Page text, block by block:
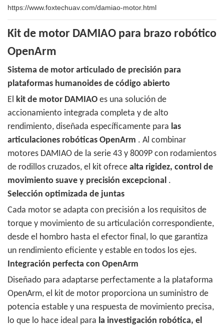
https://www.foxtechuav.com/damiao-motor.html
Kit de motor DAMIAO para brazo robótico
OpenArm
Sistema de motor articulado de precisión para
plataformas humanoides de código abierto
El kit de motor DAMIAO es una solución de
accionamiento integrada completa y de alto
rendimiento, diseñada específicamente para las
articulaciones robóticas OpenArm . Al combinar
motores DAMIAO de la serie 43 y 8009P con rodamientos
de rodillos cruzados, el kit ofrece alta rigidez, control de
movimiento suave y precisión excepcional .
Selección optimizada de juntas
Cada motor se adapta con precisión a los requisitos de
torque y movimiento de su articulación correspondiente,
desde el hombro hasta el efector final, lo que garantiza
un rendimiento eficiente y estable en todos los ejes.
Integración perfecta con OpenArm
Diseñado para adaptarse perfectamente a la plataforma
OpenArm, el kit de motor proporciona un suministro de
potencia estable y una respuesta de movimiento precisa,
lo que lo hace ideal para la investigación robótica, el